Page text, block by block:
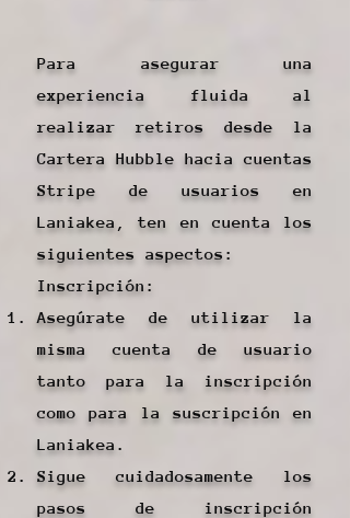
Para asegurar una
experiencia fluida al
realizar retiros desde la
Cartera Hubble hacia cuentas
Stripe de usuarios en
Laniakea, ten en cuenta los
siguientes aspectos:
Inscripción:
Asegúrate de utilizar la
misma cuenta de usuario
tanto para la inscripción
como para la suscripción en
Laniakea.
Sigue cuidadosamente los
pasos de inscripción